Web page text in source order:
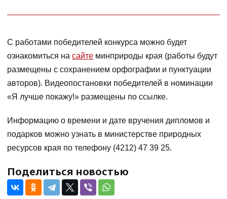
С работами победителей конкурса можно будет
ознакомиться на сайте минприроды края (работы будут
размещены с сохранением орфографии и пунктуации
авторов). Видеопостановки победителей в номинации
«Я лучше покажу!» размещены по ссылке.
Информацию о времени и дате вручения дипломов и
подарков можно узнать в министерстве природных
ресурсов края по телефону (4212) 47 39 25.
Поделиться новостью